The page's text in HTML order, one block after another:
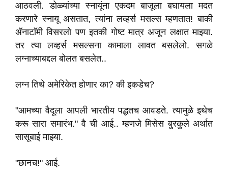
आठवली. डोळ्यांच्या स्नायूंना एकदम बाजूला बघायला मदत
करणारे स्नायू असतात, त्यांना लव्हर्स मसल्स म्हणतात! बाकी
ॲनाटाॅमी विसरलो पण इतकी गोष्ट मात्र अजून लक्षात माझ्या.
तर त्या लव्हर्स मसल्सना कामाला लावत बसलेलो. सगळे
लग्नाच्याबद्दल बोलत बसलेत..
लग्न तिथे अमेरिकेत होणार का? की इकडेच?
"आमच्या वैदूला आपली भारतीय पद्धतच आवडते. त्यामुळे इथेच
करू सारा समारंभ." वै ची आई.. म्हणजे मिसेस बुरकुले अर्थात
सासूबाई माझ्या.
"छानच!" आई.